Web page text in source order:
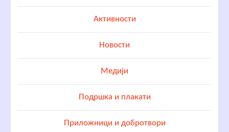
Активности
Новости
Медији
Подршка и плакати
Приложници и добротвори